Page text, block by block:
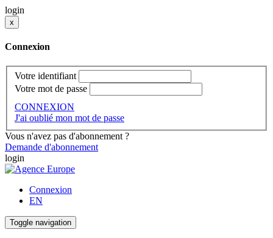
login
x
Connexion
Votre identifiant
Votre mot de passe
CONNEXION
J'ai oublié mon mot de passe
Vous n'avez pas d'abonnement ?
Demande d'abonnement
login
Connexion
EN
Toggle navigation